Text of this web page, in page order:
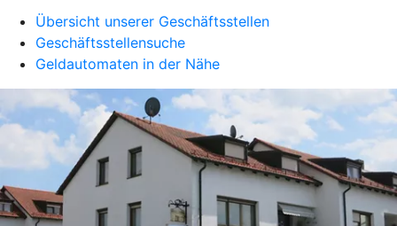
Übersicht unserer Geschäftsstellen
Geschäftsstellensuche
Geldautomaten in der Nähe